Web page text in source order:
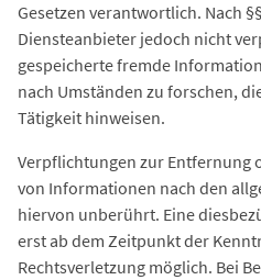
Gesetzen verantwortlich. Nach
Diensteanbieter jedoch nicht
gespeicherte fremde
nach Umständen zu forschen,
Tätigkeit hinweisen.
Verpflichtungen zur Entfernung
von Informationen nach den
hiervon unberührt. Eine
erst ab dem Zeitpunkt der
Rechtsverletzung möglich. Bei